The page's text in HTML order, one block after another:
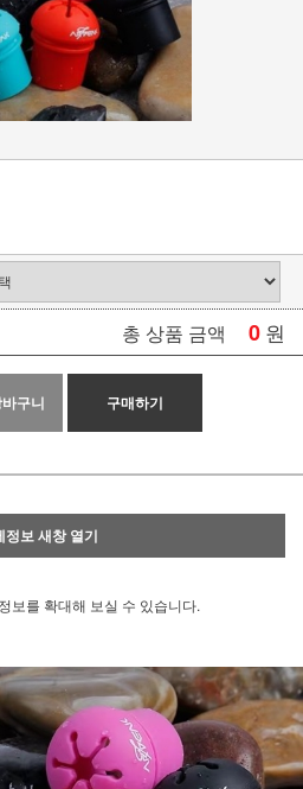
총 상품 금액 0 원
구니 구매하기
정보 새창 열기
보를 확대해 보실 수 있습니다.